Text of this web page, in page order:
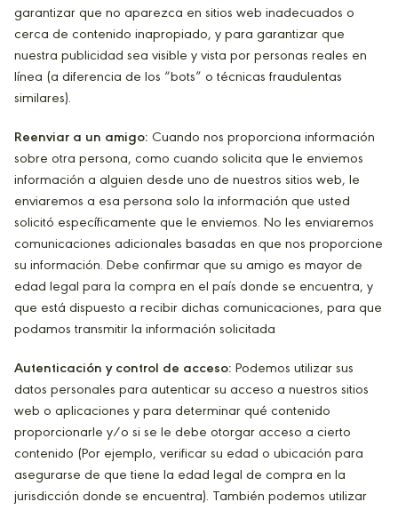
garantizar que no aparezca en sitios web inadecuados o
cerca de contenido inapropiado, y para garantizar que
nuestra publicidad sea visible y vista por personas reales en
línea (a diferencia de los “bots” o técnicas fraudulentas
similares).
Reenviar a un amigo: Cuando nos proporciona información
sobre otra persona, como cuando solicita que le enviemos
información a alguien desde uno de nuestros sitios web, le
enviaremos a esa persona solo la información que usted
solicitó específicamente que le enviemos. No les enviaremos
comunicaciones adicionales basadas en que nos proporcione
su información. Debe confirmar que su amigo es mayor de
edad legal para la compra en el país donde se encuentra, y
que está dispuesto a recibir dichas comunicaciones, para que
podamos transmitir la información solicitada
Autenticación y control de acceso: Podemos utilizar sus
datos personales para autenticar su acceso a nuestros sitios
web o aplicaciones y para determinar qué contenido
proporcionarle y/o si se le debe otorgar acceso a cierto
contenido (Por ejemplo, verificar su edad o ubicación para
asegurarse de que tiene la edad legal de compra en la
jurisdicción donde se encuentra). También podemos utilizar